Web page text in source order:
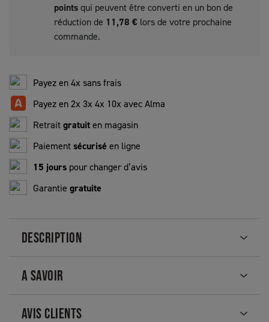
pointsqui peuvent être converti en un bon de
réduction de 11,78 €lors de votre prochaine
commande.
Payez en 4x sans frais
Payez en 2x 3x 4x 10x avec Alma
Retraitgratuiten magasin
Paiementsécurisé en ligne
15 jours pour changer d’avis
Garantie gratuite
DESCRIPTION
A SAVOIR
AVIS CLIENTS